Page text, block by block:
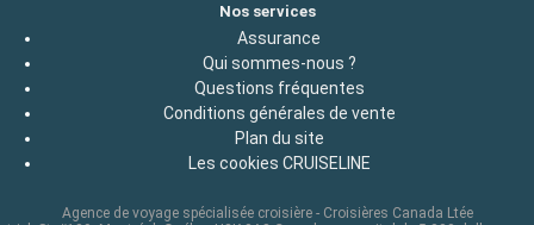
Nos services
Assurance
Qui sommes-nous ?
Questions fréquentes
Conditions générales de vente
Plan du site
Les cookies CRUISELINE
Agence de voyage spécialisée croisière - Croisières Canada Ltée